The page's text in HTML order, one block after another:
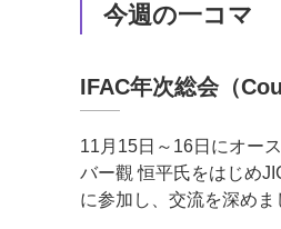
今週の一コマ
IFAC年次総会（
11月15日～16日にオー
バー觀 恒平氏をはじめ
に参加し、交流を深めま